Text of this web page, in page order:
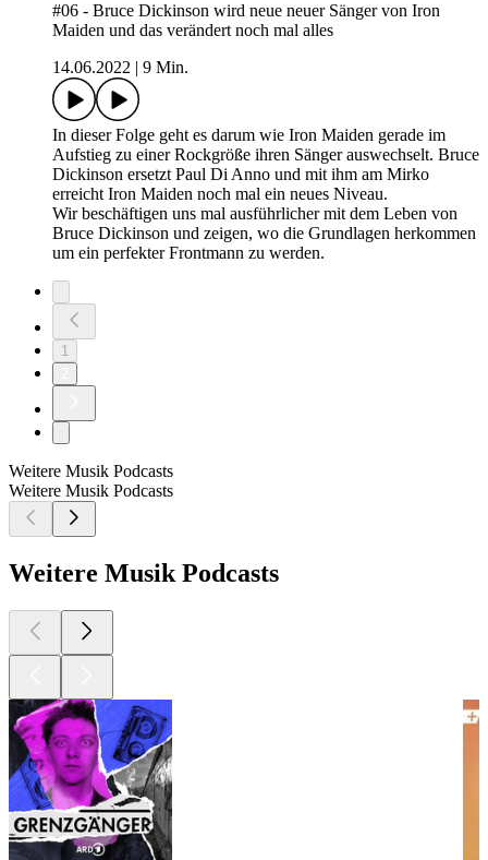
#06 - Bruce Dickinson wird neue neuer Sänger von Iron
Maiden und das verändert noch mal alles
14.06.2022
9 Min.
In dieser Folge geht es darum wie Iron Maiden gerade im
Aufstieg zu einer Rockgröße ihren Sänger auswechselt. Bruce
Dickinson ersetzt Paul Di Anno und mit ihm am Mirko
erreicht Iron Maiden noch mal ein neues Niveau.
Wir beschäftigen uns mal ausführlicher mit dem Leben von
Bruce Dickinson und zeigen, wo die Grundlagen herkommen
um ein perfekter Frontmann zu werden.
1
Weitere Musik Podcasts
Weitere Musik Podcasts
Weitere Musik Podcasts